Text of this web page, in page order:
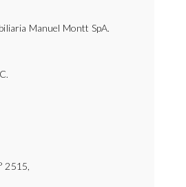
Manuel Montt SpA.
2515,